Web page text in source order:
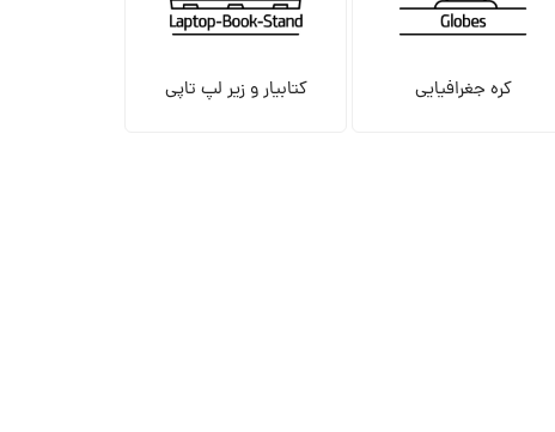
کره جغرافیایی کتابیار و زیر لپ تاپی